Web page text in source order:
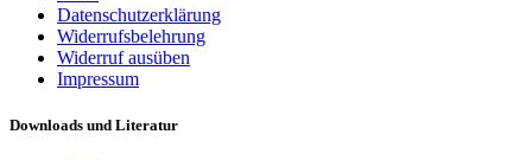
Datenschutzerklärung
Widerrufsbelehrung
Widerruf ausüben
Impressum
Downloads und Literatur